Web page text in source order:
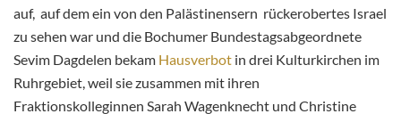
auf, auf dem ein von den Palästinensern rückerobertes Israel
zu sehen war und die Bochumer Bundestagsabgeordnete
Sevim Dagdelen bekam Hausverbot in drei Kulturkirchen im
Ruhrgebiet, weil sie zusammen mit ihren
Fraktionskolleginnen Sarah Wagenknecht und Christine